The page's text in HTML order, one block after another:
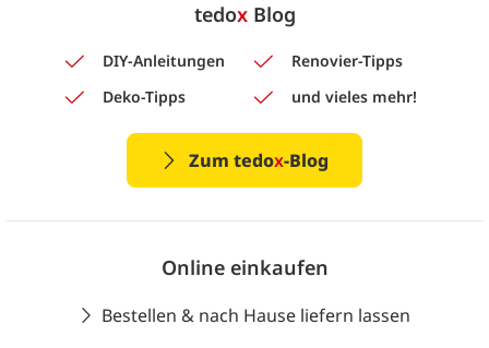
tedoxBlog
DIY-Anleitungen
Renovier-Tipps
Deko-Tipps
und vieles mehr!
Zum tedox-Blog
Online einkaufen
Bestellen & nach Hause liefern lassen